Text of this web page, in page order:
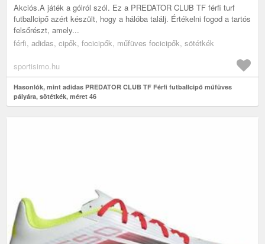
Akciós.A játék a gólról szól. Ez a PREDATOR CLUB TF férfi turf
futballcipő azért készült, hogy a hálóba találj. Értékelni fogod a tartós
felsőrészt, amely...
férfi, adidas, cipők, focicipők, műfüves focicipők, sötétkék
sportisimo.hu
Hasonlók, mint adidas PREDATOR CLUB TF Férfi futballcipő műfüves
pályára, sötétkék, méret 46